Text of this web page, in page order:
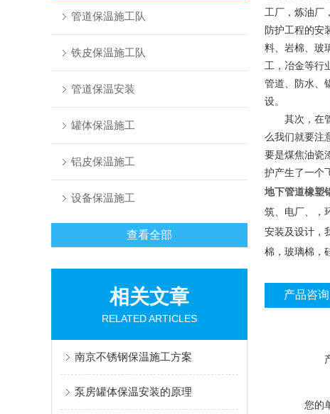
管道保温施工队
铁皮保温施工队
管道保温安装
罐体保温施工
铝皮保温施工
设备保温施工
查看全部
相关文章
RELATED ARTICLES
南京不锈钢保温施工方案
泵房罐体保温安装的原理
工厂，炼油厂
防护工程的安
料、岩棉、玻
工，冶金等行
管道、防水、
设。
其次，在管
么我们就要注
要是煤焦油瓷
护产生了一个
地下管道橡塑
筑、电厂、，
安装及设计，
棉，玻璃棉，
产品咨询
您的